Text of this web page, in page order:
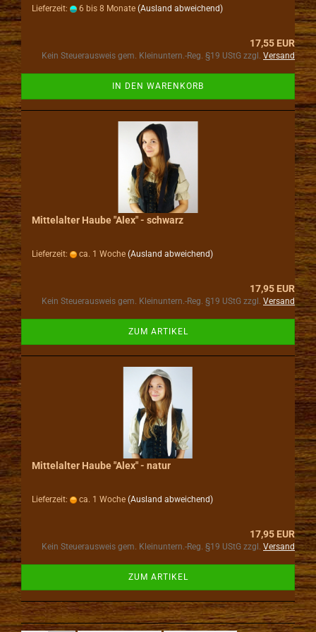
Lieferzeit: 6 bis 8 Monate (Ausland abweichend)
17,55 EUR
Kein Steuerausweis gem. Kleinuntern.-Reg. §19 UStG zzgl. Versand
IN DEN WARENKORB
Mittelalter Haube "Alex" - schwarz
Lieferzeit: ca. 1 Woche (Ausland abweichend)
17,95 EUR
Kein Steuerausweis gem. Kleinuntern.-Reg. §19 UStG zzgl. Versand
ZUM ARTIKEL
Mittelalter Haube "Alex" - natur
Lieferzeit: ca. 1 Woche (Ausland abweichend)
17,95 EUR
Kein Steuerausweis gem. Kleinuntern.-Reg. §19 UStG zzgl. Versand
ZUM ARTIKEL